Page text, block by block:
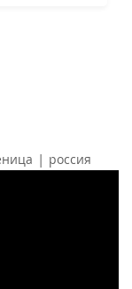
| россия